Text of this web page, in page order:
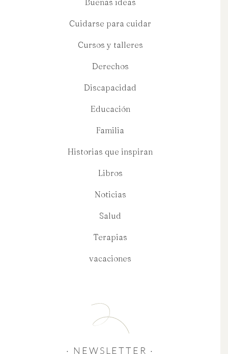
Cuidarse para cuidar
Cursos y talleres
Derechos
Discapacidad
Educación
Familia
Historias que inspiran
Libros
Noticias
Salud
Terapias
vacaciones
· NEWSLETTER ·